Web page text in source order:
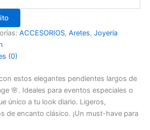
ACCESORIOS, Aretes, Joyería
(0)
estos elegantes pendientes largos de
🌸. Ideales para eventos especiales o
único a tu look diario. Ligeros,
de encanto clásico. ¡Un must-have para